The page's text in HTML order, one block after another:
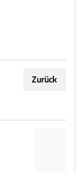
Zurück